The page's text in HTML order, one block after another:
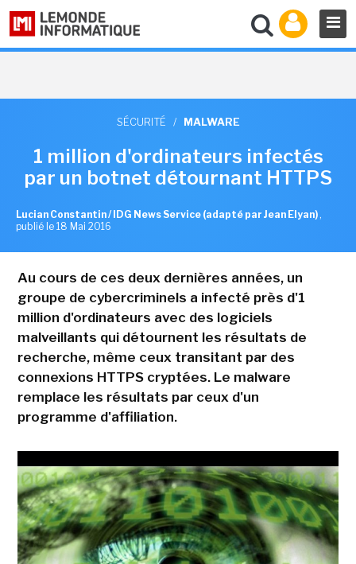
SÉCURITÉ / MALWARE
1 million d'ordinateurs infectés
par un botnet détournant HTTPS
Lucian Constantin / IDG News Service (adapté par Jean Elyan) ,
publié le 18 Mai 2016
Au cours de ces deux dernières années, un
groupe de cybercriminels a infecté près d'1
million d'ordinateurs avec des logiciels
malveillants qui détournent les résultats de
recherche, même ceux transitant par des
connexions HTTPS cryptées. Le malware
remplace les résultats par ceux d'un
programme d'affiliation.